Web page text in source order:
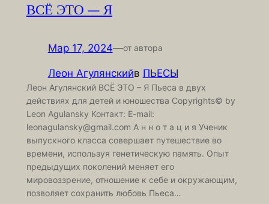
ВСЁ ЭТО — Я
Мар 17, 2024—от автора
Леон Агулянскийв ПЬЕСЫ
Леон Агулянский ВСЁ ЭТО – Я Пьеса в двух
действиях для детей и юношества Copyrights© by
Leon Agulansky Контакт: E-mail:
leonagulansky@gmail.com А н н о т а ц и я Ученик
выпускного класса совершает путешествие во
времени, используя генетическую память. Опыт
предыдущих поколений меняет его
мировоззрение, отношение к себе и окружающим,
позволяет сохранить любовь Пьеса…